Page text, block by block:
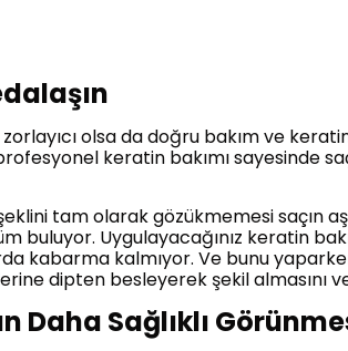
olsa da doğru bakım ve
keratin bakımı sayesinde
tam olarak gözükmemesi saçın
buluyor. Uygulayacağınız keratin
kabarma kalmıyor. Ve bunu
dipten besleyerek şekil almasını
Daha Sağlıklı